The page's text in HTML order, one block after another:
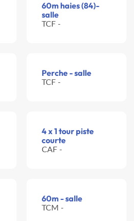
60m haies (84)-
salle
TCF -
Perche - salle
TCF -
4 x 1 tour piste
courte
CAF -
60m - salle
TCM -